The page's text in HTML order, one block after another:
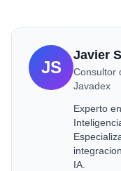
JS
Javier
Consultor
Javadex
Experto
IA.